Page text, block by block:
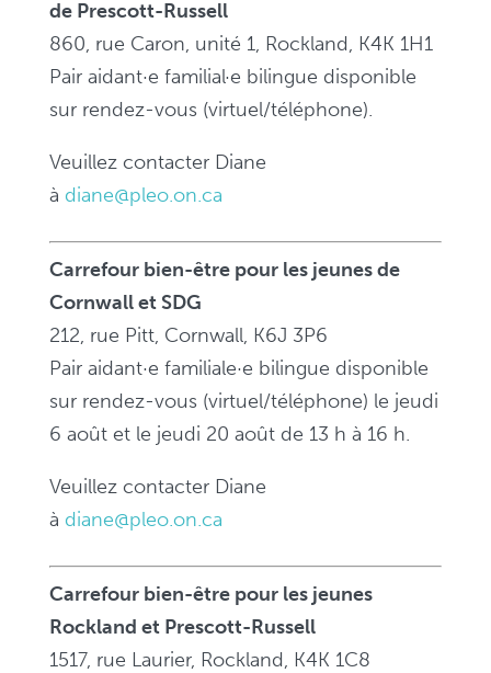
de Prescott-Russell
860, rue Caron, unité 1, Rockland, K4K 1H1
Pair aidant·e familial·e bilingue disponible
sur rendez-vous (virtuel/téléphone).
Veuillez contacter Diane
à diane@pleo.on.ca
Carrefour bien-être pour les jeunes de
Cornwall et SDG
212, rue Pitt, Cornwall, K6J 3P6
Pair aidant·e familiale·e bilingue disponible
sur rendez-vous (virtuel/téléphone) le jeudi
6 août et le jeudi 20 août de 13 h à 16 h.
Veuillez contacter Diane
à diane@pleo.on.ca
Carrefour bien-être pour les jeunes
Rockland et Prescott-Russell
1517, rue Laurier, Rockland, K4K 1C8